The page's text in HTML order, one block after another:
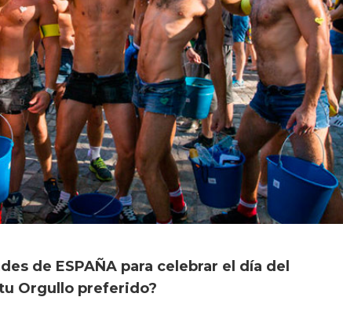
de ESPAÑA para celebrar el día del
tu Orgullo preferido?